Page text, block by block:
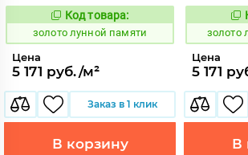
521943
Код товара:
золото лунной памяти
Цена
5 171 руб./м²
Заказ в 1 клик
В корзину
золото
Цена
5 171
В